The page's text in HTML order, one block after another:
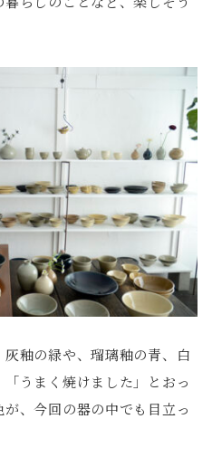
釉の緑や、瑠璃釉の青、白
うまく焼けました」とおっ
、今回の器の中でも目立っ